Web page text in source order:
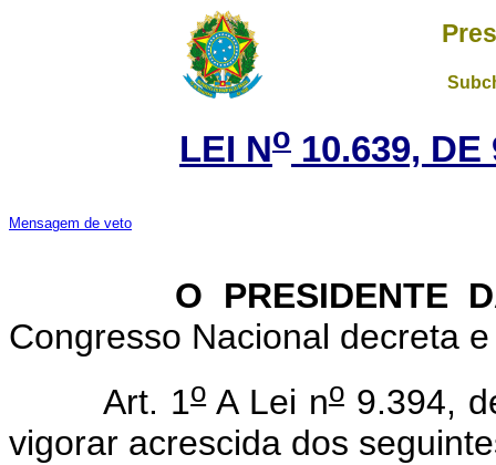
LEI No 10.639,
Mensagem de veto
O PRESIDENTE
Congresso Nacional decreta
Art. 1oA Lei no9.394,
vigorar acrescida dos